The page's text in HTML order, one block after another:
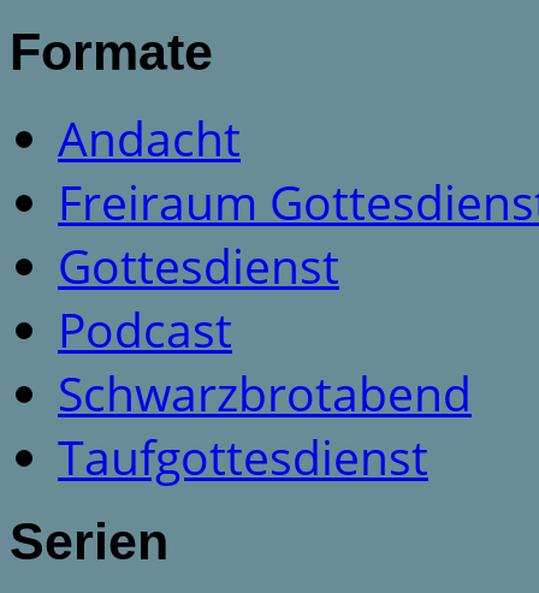
Formate
Andacht
Freiraum
Gottesdienst
Podcast
Schwarzbrotabend
Taufgottesdienst
Serien